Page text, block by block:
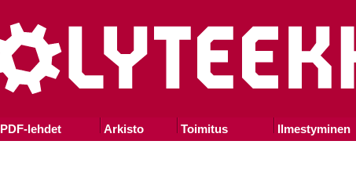
PDF-lehdet Arkisto Toimitus Ilmestyminen